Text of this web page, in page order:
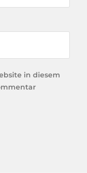
in diesem